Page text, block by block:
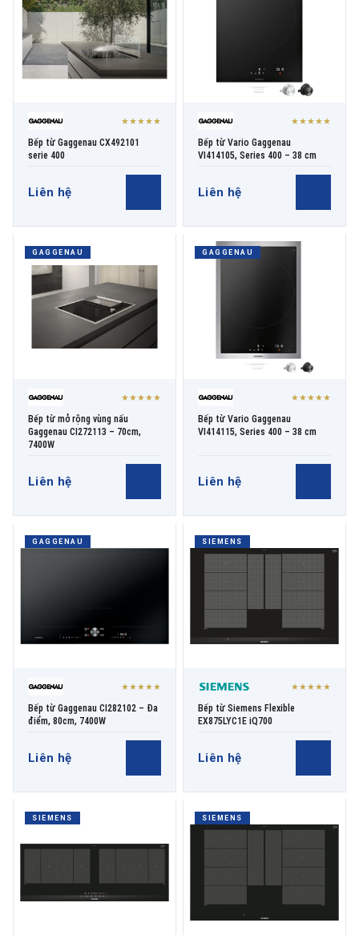
★★★★★
Bếp từ Gaggenau CX492101
serie 400
Liên hệ
★★★★★
Bếp từ Vario Gaggenau
VI414105, Series 400 – 38 cm
Liên hệ
GAGGENAU
★★★★★
Bếp từ mở rộng vùng nấu
Gaggenau CI272113 – 70cm,
7400W
Liên hệ
GAGGENAU
★★★★★
Bếp từ Vario Gaggenau
VI414115, Series 400 – 38 cm
Liên hệ
GAGGENAU
★★★★★
Bếp từ Gaggenau CI282102 – Đa
điểm, 80cm, 7400W
Liên hệ
SIEMENS
★★★★★
Bếp từ Siemens Flexible
EX875LYC1E iQ700
Liên hệ
SIEMENS SIEMENS